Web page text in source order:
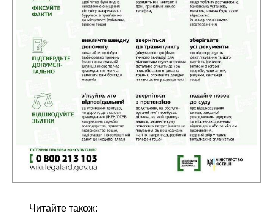
Читайте також: